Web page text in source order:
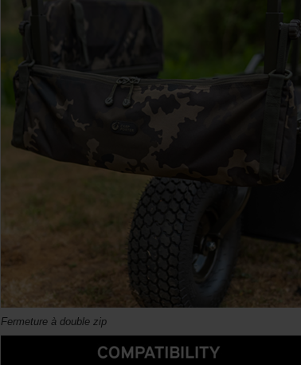
Fermeture à double zip